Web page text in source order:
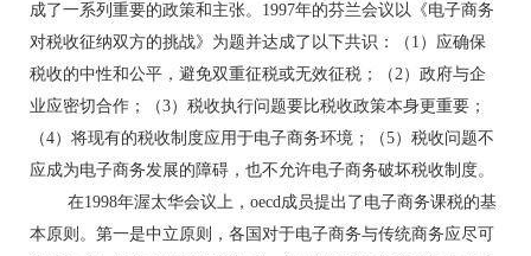
成了一系列重要的政策和主张。1997年的芬兰会议以《电子商务
对税收征纳双方的挑战》为题并达成了以下共识：（1）应确保
税收的中性和公平，避免双重征税或无效征税；（2）政府与企
业应密切合作；（3）税收执行问题要比税收政策本身更重要；
（4）将现有的税收制度应用于电子商务环境；（5）税收问题不
应成为电子商务发展的障碍，也不允许电子商务破坏税收制度。
在1998年渥太华会议上，oecd成员提出了电子商务课税的基
本原则。第一是中立原则，各国对于电子商务与传统商务应尽可